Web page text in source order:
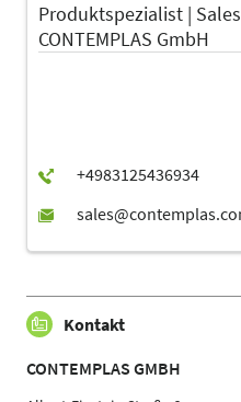
Produktspezialist | Sales
CONTEMPLAS GmbH
Kontakt
CONTEMPLAS GMBH